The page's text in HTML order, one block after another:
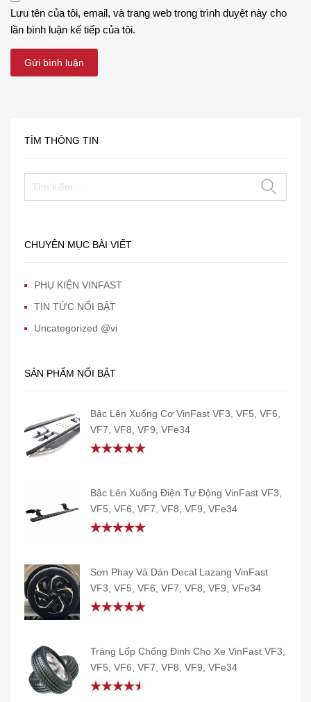
Lưu tên của tôi, email, và trang web trong trình duyệt này cho
lần bình luận kế tiếp của tôi.
TÌM THÔNG TIN
CHUYÊN MỤC BÀI VIẾT
PHỤ KIỆN VINFAST
TIN TỨC NỔI BẬT
Uncategorized @vi
SẢN PHẨM NỔI BẬT
Bậc Lên Xuống Cơ VinFast VF3, VF5, VF6,
VF7, VF8, VF9, VFe34
Bậc Lên Xuống Điện Tự Động VinFast VF3,
VF5, VF6, VF7, VF8, VF9, VFe34
Sơn Phay Và Dán Decal Lazang VinFast
VF3, VF5, VF6, VF7, VF8, VF9, VFe34
Tráng Lốp Chống Đinh Cho Xe VinFast VF3,
VF5, VF6, VF7, VF8, VF9, VFe34